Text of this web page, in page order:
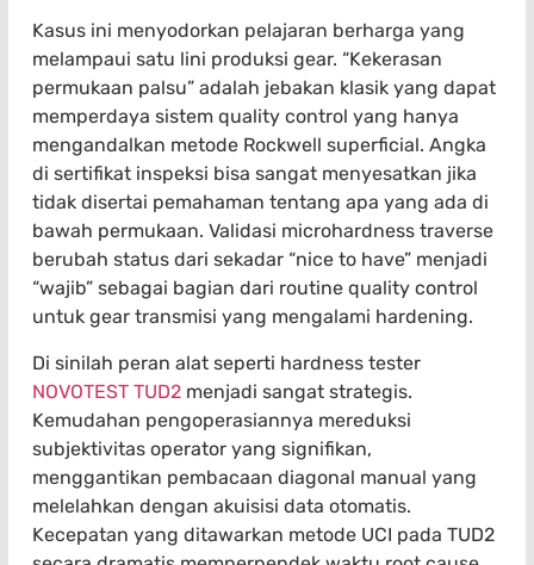
Kasus ini menyodorkan pelajaran berharga yang
melampaui satu lini produksi gear. “Kekerasan
permukaan palsu” adalah jebakan klasik yang dapat
memperdaya sistem quality control yang hanya
mengandalkan metode Rockwell superficial. Angka
di sertifikat inspeksi bisa sangat menyesatkan jika
tidak disertai pemahaman tentang apa yang ada di
bawah permukaan. Validasi microhardness traverse
berubah status dari sekadar “nice to have” menjadi
“wajib” sebagai bagian dari routine quality control
untuk gear transmisi yang mengalami hardening.
Di sinilah peran alat seperti hardness tester
NOVOTEST TUD2 menjadi sangat strategis.
Kemudahan pengoperasiannya mereduksi
subjektivitas operator yang signifikan,
menggantikan pembacaan diagonal manual yang
melelahkan dengan akuisisi data otomatis.
Kecepatan yang ditawarkan metode UCI pada TUD2